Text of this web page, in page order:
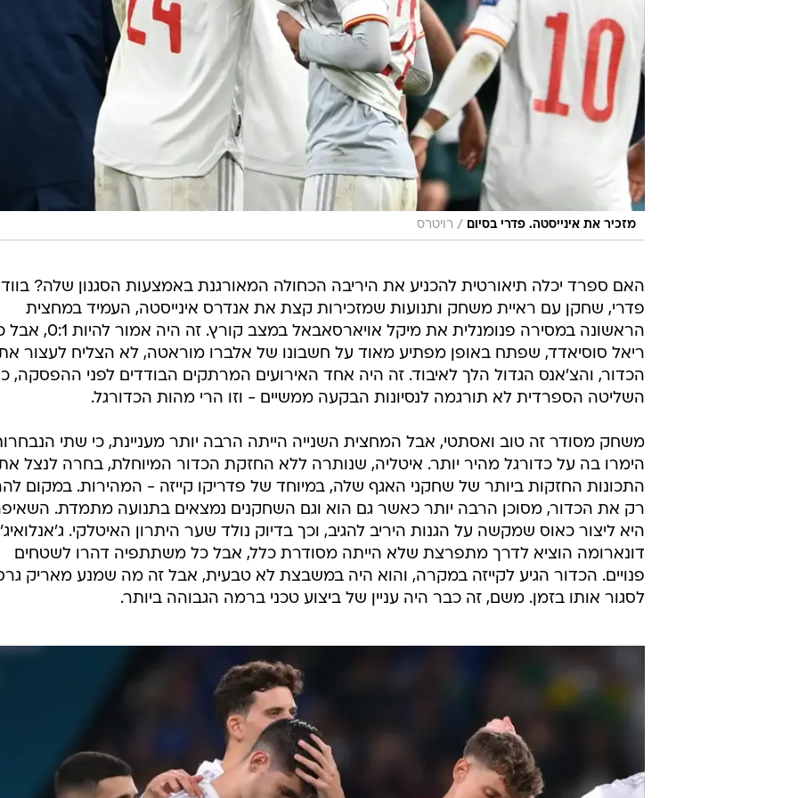
מזכיר את אינייסטה. פדרי בסיום / רויטרס
האם ספרד יכלה תיאורטית להכניע את היריבה הכחולה המאורגנת באמצעות הסגנון שלה?
פדרי, שחקן עם ראיית משחק ותנועות שמזכירות קצת את אנדרס אינייסטה, העמיד במחצית
הראשונה במסירה פנומנלית את מיקל אויארסאבאל במצב
ריאל סוסיאדד, שפתח באופן מפתיע מאוד על חשבונו של אלברו מוראטה, לא הצליח לעצור
הכדור, והצ'אנס הגדול הלך לאיבוד. זה היה אחד האירועים המרתקים הבודדים לפני ההפסקה,
השליטה הספרדית לא תורגמה לנסיונות הבקעה ממשיים - וזו הרי מהות הכדורגל.
משחק מסודר זה טוב ואסתטי, אבל המחצית השנייה הייתה הרבה יותר מעניינת, כי שתי
הימרו בה על כדורגל מהיר יותר. איטליה, שנותרה ללא החזקת הכדור המיוחלת, בחרה לנצל
התכונות החזקות ביותר של שחקני האגף שלה, במיוחד של פדריקו קייזה - המהירות. במקום
רק את הכדור, מסוכן הרבה יותר כאשר גם הוא וגם השחקנים נמצאים בתנועה מתמדת.
היא ליצור כאוס שמקשה על הגנות היריב להגיב, וכך בדיוק נולד שער היתרון האיטלקי.
דונארומה הוציא לדרך מתפרצת שלא הייתה מסודרת כלל, אבל כל משתתפיה דהרו לשטחים
פנויים. הכדור הגיע לקייזה במקרה, והוא היה במשבצת לא טבעית, אבל זה מה שמנע מאריק
לסגור אותו בזמן. משם, זה כבר היה עניין של ביצוע טכני ברמה הגבוהה ביותר.